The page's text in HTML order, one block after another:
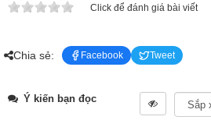
Click để đánh giá bài viết
Chia sẻ: Facebook Tweet
Ý kiến bạn đọc